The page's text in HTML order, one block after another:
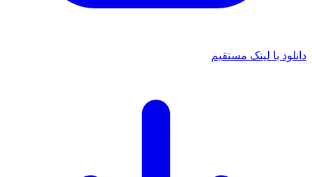
با لینک مستقیم